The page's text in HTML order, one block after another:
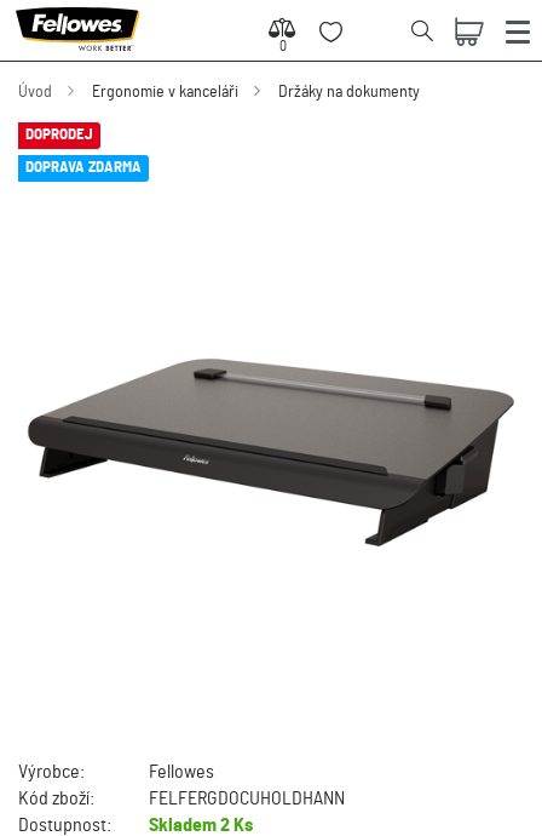
0
0
Úvod Ergonomie v kanceláři Držáky na dokumenty
DOPRODEJ
DOPRAVA ZDARMA
Výrobce:
Fellowes
Kód zboží:
FELFERGDOCUHOLDHANN
Dostupnost:
Skladem2 Ks